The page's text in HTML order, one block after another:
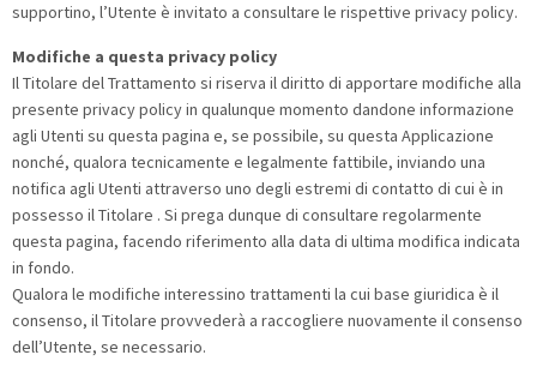
supportino, l’Utente è invitato a consultare le rispettive privacy policy.
Modifiche a questa privacy policy
Il Titolare del Trattamento si riserva il diritto di apportare modifiche alla
presente privacy policy in qualunque momento dandone informazione
agli Utenti su questa pagina e, se possibile, su questa Applicazione
nonché, qualora tecnicamente e legalmente fattibile, inviando una
notifica agli Utenti attraverso uno degli estremi di contatto di cui è in
possesso il Titolare . Si prega dunque di consultare regolarmente
questa pagina, facendo riferimento alla data di ultima modifica indicata
in fondo.
Qualora le modifiche interessino trattamenti la cui base giuridica è il
consenso, il Titolare provvederà a raccogliere nuovamente il consenso
dell’Utente, se necessario.